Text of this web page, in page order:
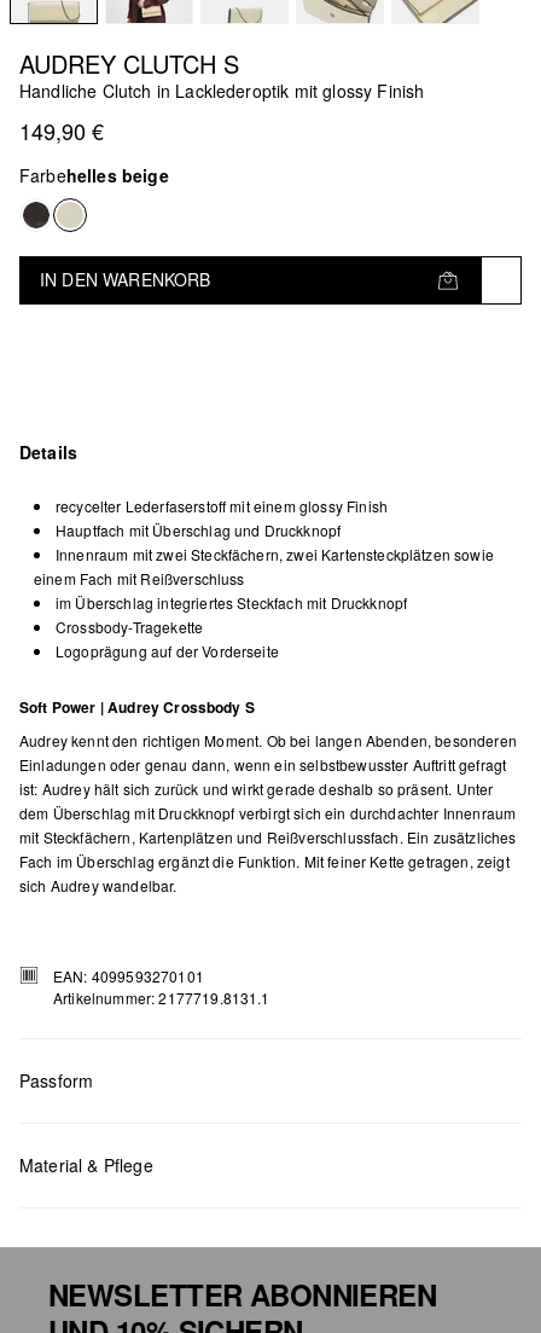
AUDREY CLUTCH S
Handliche Clutch in Lacklederoptik mit glossy Finish
149,90 €
Farbehelles beige
IN DEN WARENKORB
Details
recycelter Lederfaserstoff mit einem glossy Finish
Hauptfach mit Überschlag und Druckknopf
Innenraum mit zwei Steckfächern, zwei Kartensteckplätzen sowie
einem Fach mit Reißverschluss
im Überschlag integriertes Steckfach mit Druckknopf
Crossbody-Tragekette
Logoprägung auf der Vorderseite
Soft Power | Audrey Crossbody S
Audrey kennt den richtigen Moment. Ob bei langen Abenden, besonderen
Einladungen oder genau dann, wenn ein selbstbewusster Auftritt gefragt
ist: Audrey hält sich zurück und wirkt gerade deshalb so präsent. Unter
dem Überschlag mit Druckknopf verbirgt sich ein durchdachter Innenraum
mit Steckfächern, Kartenplätzen und Reißverschlussfach. Ein zusätzliches
Fach im Überschlag ergänzt die Funktion. Mit feiner Kette getragen, zeigt
sich Audrey wandelbar.
EAN: 4099593270101
Artikelnummer: 2177719.8131.1
Passform
Material & Pflege
NEWSLETTER ABONNIEREN